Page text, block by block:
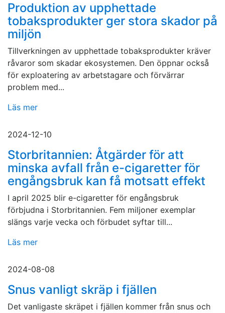
Produktion av upphettade
tobaksprodukter ger stora skador på
miljön
Tillverkningen av upphettade tobaksprodukter kräver
råvaror som skadar ekosystemen. Den öppnar också
för exploatering av arbetstagare och förvärrar
problem med...
Läs mer
2024-12-10
Storbritannien: Åtgärder för att
minska avfall från e-cigaretter för
engångsbruk kan få motsatt effekt
I april 2025 blir e-cigaretter för engångsbruk
förbjudna i Storbritannien. Fem miljoner exemplar
slängs varje vecka och förbudet syftar till...
Läs mer
2024-08-08
Snus vanligt skräp i fjällen
Det vanligaste skräpet i fjällen kommer från snus och